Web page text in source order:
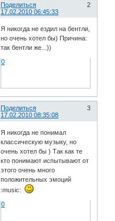
Поделиться
2
17.02.2010 06:45:33
Я никогда не ездил на бентли,
но очень хотел бы) Причина:
так бентли же...))
0
Поделиться
3
17.02.2010 08:35:08
Я никогда не понимал
классическую музыку, но
очень хотел бы ) Так как те
кто понимают испытывают от
этого очень много
положительных эмоций
:music:
0